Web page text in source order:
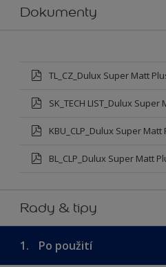
Dokumenty
TL_CZ_Dulux Super Matt
SK_TECH LIST_Dulux
KBU_CLP_Dulux Super
BL_CLP_Dulux Super Matt
Rady & tipy
1. Po použití